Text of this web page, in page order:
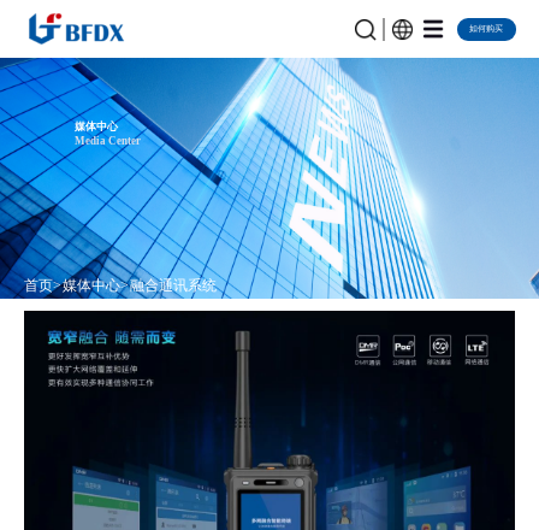
如何购买
媒体中心
Media Center
首页 媒体中心 融合通讯系统